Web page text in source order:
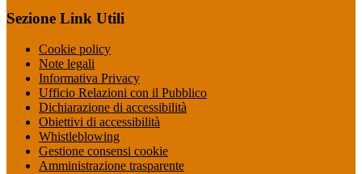
Sezione Link Utili
Cookie policy
Note legali
Informativa Privacy
Ufficio Relazioni con il Pubblico
Dichiarazione di accessibilità
Obiettivi di accessibilità
Whistleblowing
Gestione consensi cookie
Amministrazione trasparente